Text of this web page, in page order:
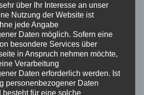
Straße
über Ihr Interesse an unser
Nutzung der Website ist
jede Angabe
Daten möglich. Sofern eine
besondere Services über
in Anspruch nehmen möchte,
Verarbeitung
Daten erforderlich werden. Ist
personenbezogener Daten
besteht für eine solche